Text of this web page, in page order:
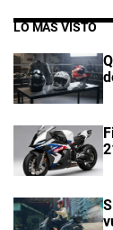
LO MÁS VISTO